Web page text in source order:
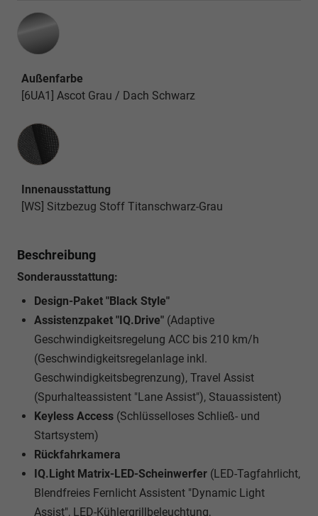
Außenfarbe
[6UA1] Ascot Grau / Dach Schwarz
Innenausstattung
Innenausstattung
[WS] Sitzbezug Stoff Titanschwarz-Grau
Beschreibung
Sonderausstattung:
Design-Paket "Black Style"
Assistenzpaket "IQ.Drive" (Adaptive
Geschwindigkeitsregelung ACC bis 210 km/h
(Geschwindigkeitsregelanlage inkl.
Geschwindigkeitsbegrenzung), Travel Assist
(Spurhalteassistent "Lane Assist"), Stauassistent)
Keyless Access (Schlüsselloses Schließ- und
Startsystem)
Rückfahrkamera
IQ.Light Matrix-LED-Scheinwerfer (LED-Tagfahrlicht,
Blendfreies Fernlicht Assistent "Dynamic Light
Assist", LED-Kühlergrillbeleuchtung,